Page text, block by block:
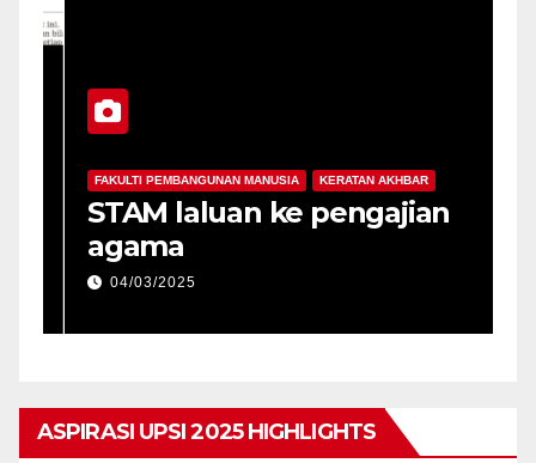
FAKULTI PEMBANGUNAN MANUSIA KERATAN AKHBAR
STAM laluan ke pengajian
agama
04/03/2025
ASPIRASI UPSI 2025 HIGHLIGHTS